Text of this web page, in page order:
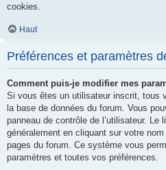
cookies.
Haut
Préférences et paramètres
Comment puis-je modifier mes
Si vous êtes un utilisateur inscrit, tous
la base de données du forum. Vous
panneau de contrôle de l’utilisateur. Le
généralement en cliquant sur votre
pages du forum. Ce système vous
paramètres et toutes vos préférences.